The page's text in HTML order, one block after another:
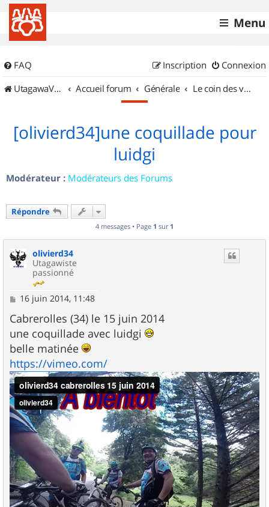
Menu
FAQ Connexion
Inscription
UtagawaVTT (Randos VTT et VTTAE avec traces GPS)
Accueil forum Générale Le coin des vidéastes
[olivierd34]une coquillade pour
luidgi
Modérateur : Modérateurs des Forums
Répondre
4 messages • Page 1 sur 1
olivierd34
Utagawiste
passionné
M
s
s
a
g
e
16 juin 2014, 11:48
Cabrerolles (34) le 15 juin 2014
une coquillade avec luidgi
belle matinée
https://vimeo.com/